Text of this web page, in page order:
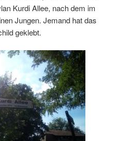
Kurdi Allee, nach dem im
Jungen. Jemand hat das
geklebt.